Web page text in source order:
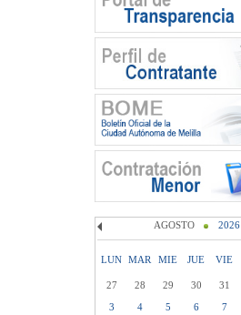
AGOSTO 2026
LUN MAR MIE JUE VIE
27 28 29 30 31
3
4 5 6 7